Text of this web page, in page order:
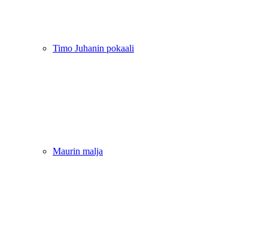
Timo Juhanin pokaali
Maurin malja